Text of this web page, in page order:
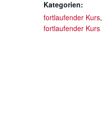
Kategorien:
fortlaufender Kurs,
fortlaufender Kurs